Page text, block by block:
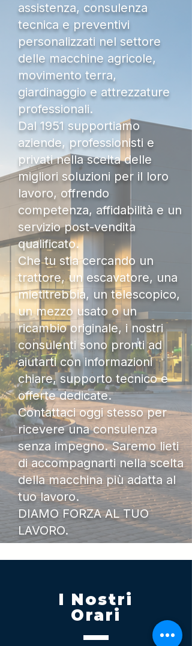
assistenza, consulenza
tecnica e preventivi
personalizzati nel settore
delle macchine agricole,
movimento terra,
giardinaggio e attrezzature
professionali.
Dal 1951 supportiamo
aziende, professionisti e
privati nella scelta delle
migliori soluzioni per il loro
lavoro, offrendo
competenza, affidabilità e un
servizio post-vendita
qualificato.
Che tu stia cercando un
trattore, un escavatore, una
mietitrebbia, un telescopico,
un mezzo usato o un
ricambio originale, i nostri
consulenti sono pronti ad
aiutarti con informazioni
chiare, supporto tecnico e
offerte dedicate.
Contattaci oggi stesso per
ricevere una consulenza
senza impegno. Saremo lieti
di accompagnarti nella scelta
della macchina più adatta al
tuo lavoro.
DIAMO FORZA AL TUO
LAVORO.
I Nostri
Orari